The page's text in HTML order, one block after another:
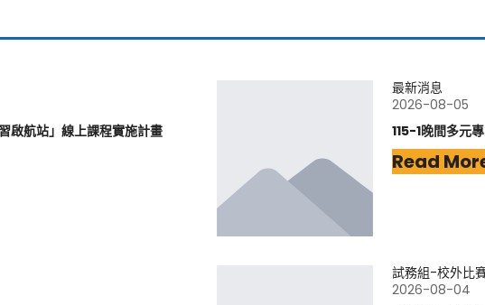
啟航站」線上課程實施計畫
最新消息
2026-08-05
115-1晚間多元
Read
試務組-校外比
2026-08-04